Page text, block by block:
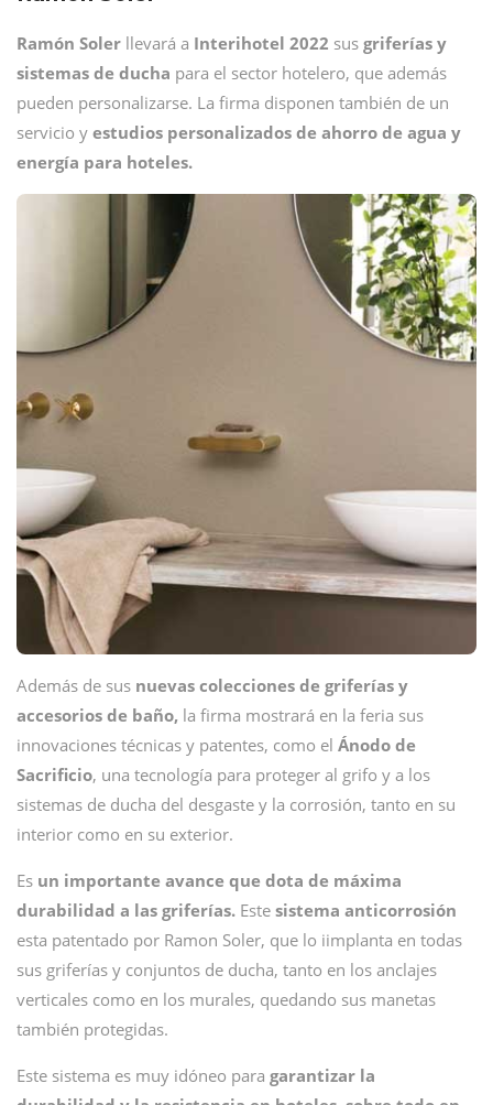
Ramón Soler llevará a Interihotel 2022 sus griferías y
sistemas de ducha para el sector hotelero, que además
pueden personalizarse. La firma disponen también de un
servicio y estudios personalizados de ahorro de agua y
energía para hoteles.
Además de sus nuevas colecciones de griferías y
accesorios de baño, la firma mostrará en la feria sus
innovaciones técnicas y patentes, como el Ánodo de
Sacrificio, una tecnología para proteger al grifo y a los
sistemas de ducha del desgaste y la corrosión, tanto en su
interior como en su exterior.
Es un importante avance que dota de máxima
durabilidad a las griferías. Este sistema anticorrosión
esta patentado por Ramon Soler, que lo iimplanta en todas
sus griferías y conjuntos de ducha, tanto en los anclajes
verticales como en los murales, quedando sus manetas
también protegidas.
Este sistema es muy idóneo para garantizar la